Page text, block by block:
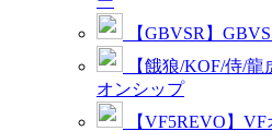
【GBVSR】
【餓狼/KOF/侍/
オンシップ
【VF5REVO】